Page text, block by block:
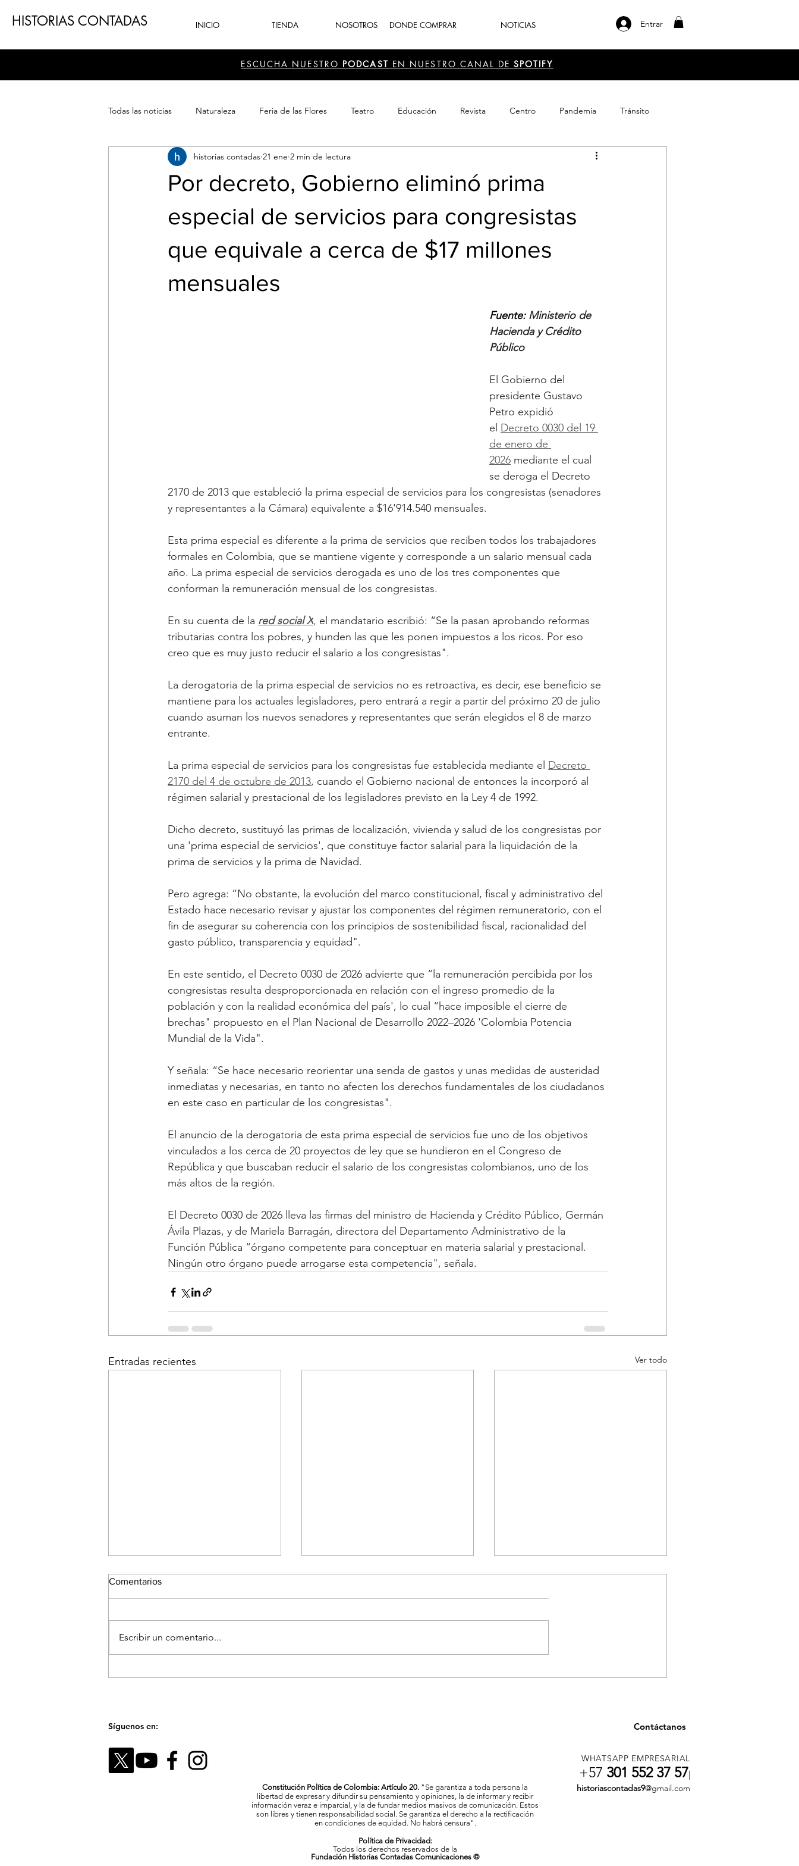
HISTORIAS CONTADAS INICIO TIENDA NOSOTROS DONDE COMPRAR NOTICIAS Entrar
ESCUCHA NUESTRO PODCAST EN NUESTRO CANAL DE SPOTIFY
Todas las noticias Naturaleza Feria de las Flores Teatro Educación Revista Centro Pandemia Tránsito
Patrimonio Sector Cultura Recreación Emprendimiento
Por decreto, Gobierno eliminó prima
especial de servicios para congresistas
que equivale a cerca de $17 millones
mensuales
historias contadas 21 ene 2 min de lectura
Fuente: Ministerio de
Hacienda y Crédito
Público
El Gobierno del
presidente Gustavo
Petro expidió
el Decreto 0030 del 19
de enero de
2026 mediante el cual
se deroga el Decreto
2170 de 2013 que estableció la prima especial de servicios para los congresistas (senadores
y representantes a la Cámara) equivalente a $16'914.540 mensuales.
Esta prima especial es diferente a la prima de servicios que reciben todos los trabajadores
formales en Colombia, que se mantiene vigente y corresponde a un salario mensual cada
año. La prima especial de servicios derogada es uno de los tres componentes que
conforman la remuneración mensual de los congresistas.
En su cuenta de la red social X, el mandatario escribió: “Se la pasan aprobando reformas
tributarias contra los pobres, y hunden las que les ponen impuestos a los ricos. Por eso
creo que es muy justo reducir el salario a los congresistas".
La derogatoria de la prima especial de servicios no es retroactiva, es decir, ese beneficio se
mantiene para los actuales legisladores, pero entrará a regir a partir del próximo 20 de julio
cuando asuman los nuevos senadores y representantes que serán elegidos el 8 de marzo
entrante.
La prima especial de servicios para los congresistas fue establecida mediante el Decreto
2170 del 4 de octubre de 2013, cuando el Gobierno nacional de entonces la incorporó al
régimen salarial y prestacional de los legisladores previsto en la Ley 4 de 1992.
Dicho decreto, sustituyó las primas de localización, vivienda y salud de los congresistas por
una 'prima especial de servicios', que constituye factor salarial para la liquidación de la
prima de servicios y la prima de Navidad.
Pero agrega: “No obstante, la evolución del marco constitucional, fiscal y administrativo del
Estado hace necesario revisar y ajustar los componentes del régimen remuneratorio, con el
fin de asegurar su coherencia con los principios de sostenibilidad fiscal, racionalidad del
gasto público, transparencia y equidad".
En este sentido, el Decreto 0030 de 2026 advierte que “la remuneración percibida por los
congresistas resulta desproporcionada en relación con el ingreso promedio de la
población y con la realidad económica del país', lo cual “hace imposible el cierre de
brechas" propuesto en el Plan Nacional de Desarrollo 2022–2026 'Colombia Potencia
Mundial de la Vida".
Y señala: “Se hace necesario reorientar una senda de gastos y unas medidas de austeridad
inmediatas y necesarias, en tanto no afecten los derechos fundamentales de los ciudadanos
en este caso en particular de los congresistas".
El anuncio de la derogatoria de esta prima especial de servicios fue uno de los objetivos
vinculados a los cerca de 20 proyectos de ley que se hundieron en el Congreso de
República y que buscaban reducir el salario de los congresistas colombianos, uno de los
más altos de la región.
El Decreto 0030 de 2026 lleva las firmas del ministro de Hacienda y Crédito Público, Germán
Ávila Plazas, y de Mariela Barragán, directora del Departamento Administrativo de la
Función Pública “órgano competente para conceptuar en materia salarial y prestacional.
Ningún otro órgano puede arrogarse esta competencia", señala.
Entradas recientes Ver todo
Comentarios
Escribir un comentario...
Síguenos en: Contáctanos
Constitución Política de Colombia: Artículo 20. "Se garantiza a toda persona la
libertad de expresar y difundir su pensamiento y opiniones, la de informar y recibir
información veraz e imparcial, y la de fundar medios masivos de comunicación. Estos
son libres y tienen responsabilidad social. Se garantiza el derecho a la rectificación
en condiciones de equidad. No habrá censura".
Política de Privacidad:
WHATSAPP EMPRESARIAL
+57 301 552 37 57
historiascontadas9@gmail.com
Todos los derechos reservados de la
Fundación Historias Contadas Comunicaciones ©